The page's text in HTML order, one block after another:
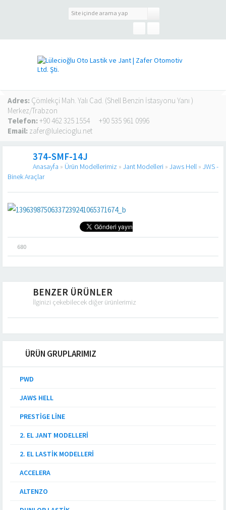
Adres: Çömlekçi Mah. Yalı Cad. (Shell Benzin İstasyonu Yanı )
Merkez/Trabzon
Telefon: +90 462 325 1554
+90 535 961 0996
Email: zafer@lulecioglu.net
374-SMF-14J
Anasayfa » Ürün Modellerimiz » Jant Modelleri » Jaws Hell » JWS -
Binek Araçlar
680
BENZER ÜRÜNLER
İlginizi çekebilecek diğer ürünlerimiz
ÜRÜN GRUPLARIMIZ
PWD
JAWS HELL
PRESTIGE LINE
2. EL JANT MODELLERI
2. EL LASTIK MODELLERI
ACCELERA
ALTENZO